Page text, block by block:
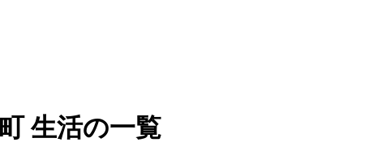
生活の一覧